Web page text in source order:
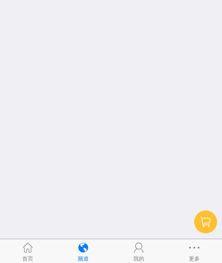
首页 频道 我的 更多